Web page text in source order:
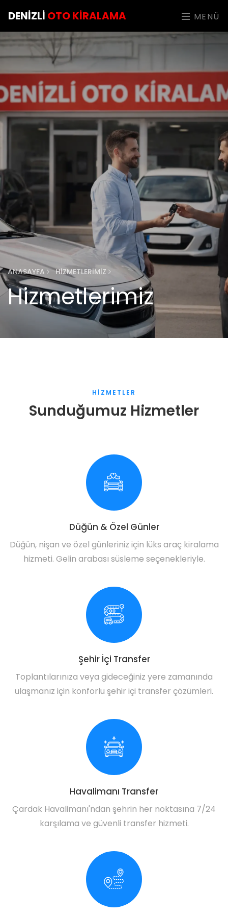
DENIZLI OTO KIRALAMA MENÜ
ANASAYFA HIZMETLERIMIZ
Hizmetlerimiz
HIZMETLER
Sunduğumuz Hizmetler
Düğün & Özel Günler
Düğün, nişan ve özel günleriniz için lüks araç kiralama
hizmeti. Gelin arabası süsleme seçenekleriyle.
Şehir İçi Transfer
Toplantılarınıza veya gideceğiniz yere zamanında
ulaşmanız için konforlu şehir içi transfer çözümleri.
Havalimanı Transfer
Çardak Havalimanı'ndan şehrin her noktasına 7/24
karşılama ve güvenli transfer hizmeti.